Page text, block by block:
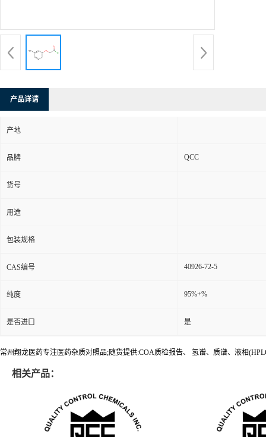
产品详请
产地
品牌 QCC
货号
用途
包装规格
CAS编号 40926-72-5
纯度 95%+%
是否进口 是
常州翔龙医药专注医药杂质对照品;随货提供:COA质检报告、 氢谱、质谱、液相
相关产品：